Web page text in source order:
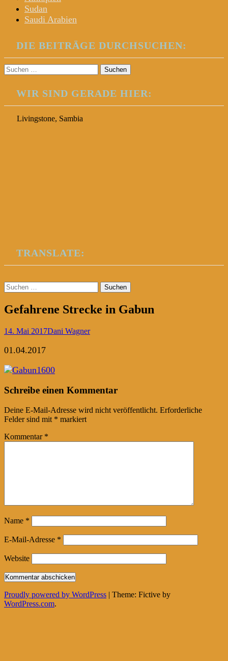
Sudan
Saudi Arabien
DIE BEITRÄGE DURCHSUCHEN:
Suchen
nach:
WIR SIND GERADE HIER:
Livingstone, Sambia
TRANSLATE:
Suchen
nach:
Gefahrene Strecke in Gabun
14. Mai 2017Dani Wagner
01.04.2017
Post
navigation
←
→
Schreibe einen Kommentar
Deine E-Mail-Adresse wird nicht veröffentlicht. Erforderliche
Felder sind mit * markiert
Kommentar *
Name *
E-Mail-Adresse *
Website
Proudly powered by WordPress | Theme: Fictive by
WordPress.com.